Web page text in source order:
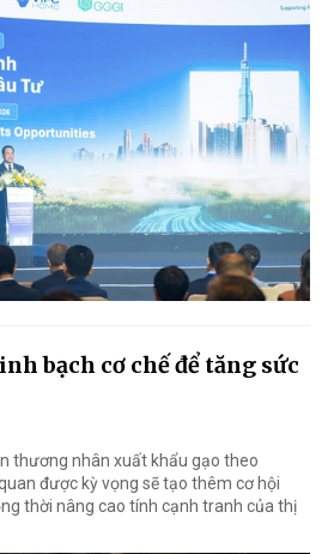
bạch cơ chế để tăng sức
thương nhân xuất khẩu gạo theo
được kỳ vọng sẽ tạo thêm cơ hội
thời nâng cao tính cạnh tranh của thị